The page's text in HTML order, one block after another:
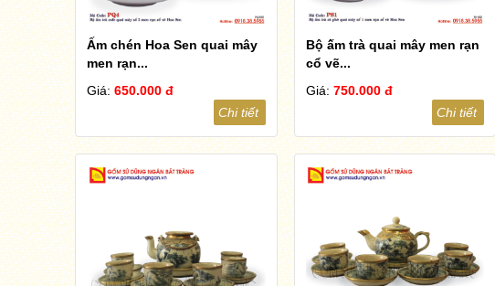
Ấm chén Hoa Sen quai mây
men rạn...
Giá: 650.000 đ
Chi tiết
Bộ ấm trà quai mây men rạn
cổ vẽ...
Giá: 750.000 đ
Chi tiết